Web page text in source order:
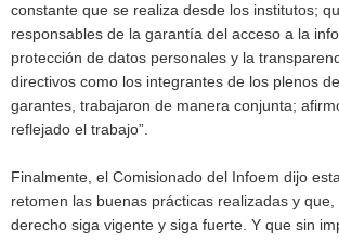
constante que se realiza desde los institutos;
responsables de la garantía del acceso a la
protección de datos personales y la
directivos como los integrantes de los plenos
garantes, trabajaron de manera conjunta;
reflejado el trabajo”.
Finalmente, el Comisionado del Infoem dijo
retomen las buenas prácticas realizadas y
derecho siga vigente y siga fuerte. Y que sin